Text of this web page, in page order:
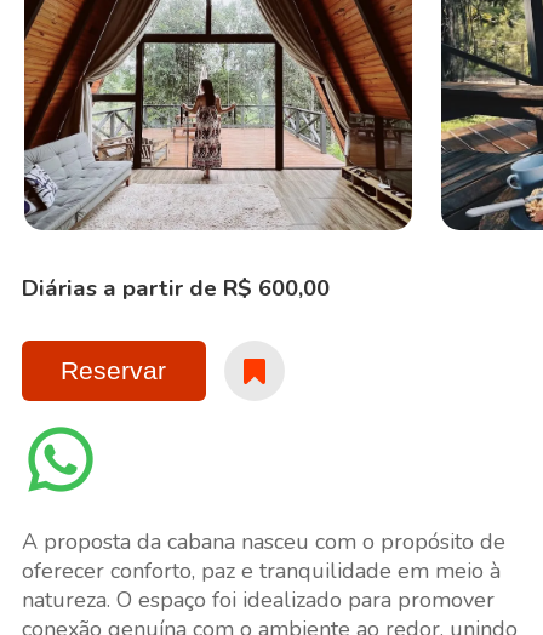
Diárias a partir de R$ 600,00
Reservar
A proposta da cabana nasceu com o propósito de
oferecer conforto, paz e tranquilidade em meio à
natureza. O espaço foi idealizado para promover
conexão genuína com o ambiente ao redor, unindo